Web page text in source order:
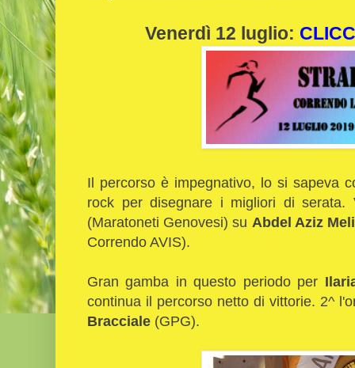
Venerdì 12 luglio:
Il percorso è impegnativo, lo si sapeva
rock per disegnare i migliori di
(Maratoneti Genovesi) su Abdel Aziz
Correndo AVIS).
Gran gamba in questo periodo per
continua il percorso netto di vittorie. 2^
Bracciale (GPG).